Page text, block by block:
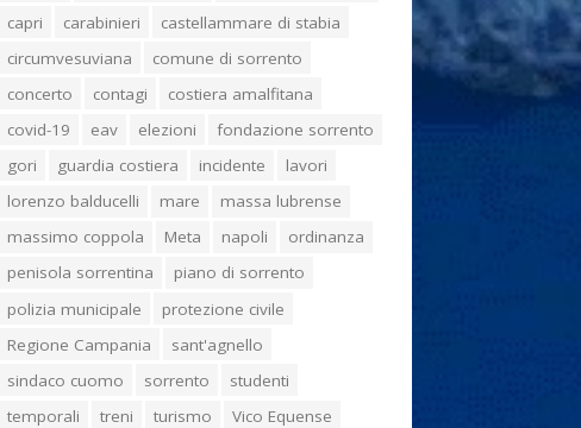
capri
carabinieri
castellammare di stabia
circumvesuviana
comune di sorrento
concerto
contagi
costiera amalfitana
covid-19
eav elezioni
fondazione sorrento
gori
guardia costiera incidente
lavori
lorenzo balducelli
mare
massa lubrense
massimo coppola
Meta napoli
ordinanza
penisola sorrentina
piano di sorrento
polizia municipale
protezione civile
Regione Campania
sant'agnello
sindaco cuomo
sorrento
studenti
temporali
treni turismo
Vico Equense